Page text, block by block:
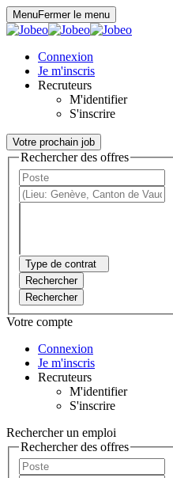
MenuFermer le menu
Connexion
Je m'inscris
Recruteurs
M'identifier
S'inscrire
Votre prochain job
Rechercher des offres
Type de contrat
Rechercher
Rechercher
Votre compte
Connexion
Je m'inscris
Recruteurs
M'identifier
S'inscrire
Rechercher un emploi
Rechercher des offres
Panneau de gestion des cookies